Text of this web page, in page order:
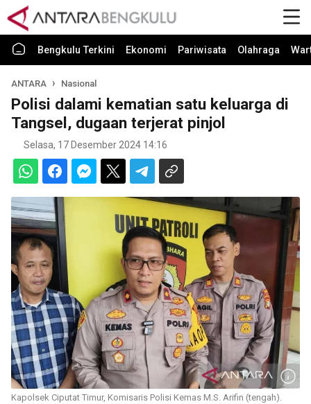
Bengkulu Terkini Ekonomi Pariwisata Olahraga
ANTARA Nasional
Polisi dalami kematian satu keluarga di
Tangsel, dugaan terjerat pinjol
Selasa, 17 Desember 2024 14:16
Kapolsek Ciputat Timur, Komisaris Polisi Kemas M.S. Arifin (tengah).